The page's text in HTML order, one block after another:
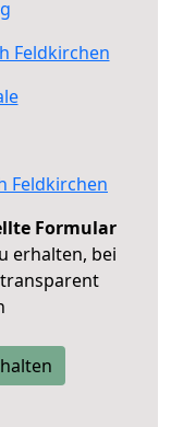
Feldkirchen
Feldkirchen
Formular
erhalten, bei